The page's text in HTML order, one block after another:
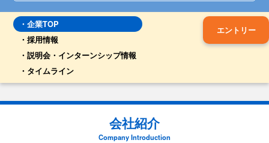
企業TOP
採用情報
説明会・インターンシップ情報
タイムライン
エントリー
会社紹介
Company Introduction